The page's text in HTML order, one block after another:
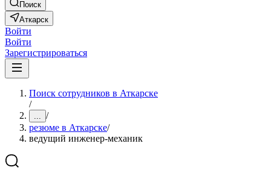
Поиск
Аткарск
Войти
Войти
Зарегистрироваться
Поиск сотрудников в Аткарске
/
... /
резюме в Аткарске/
ведущий инженер-механик